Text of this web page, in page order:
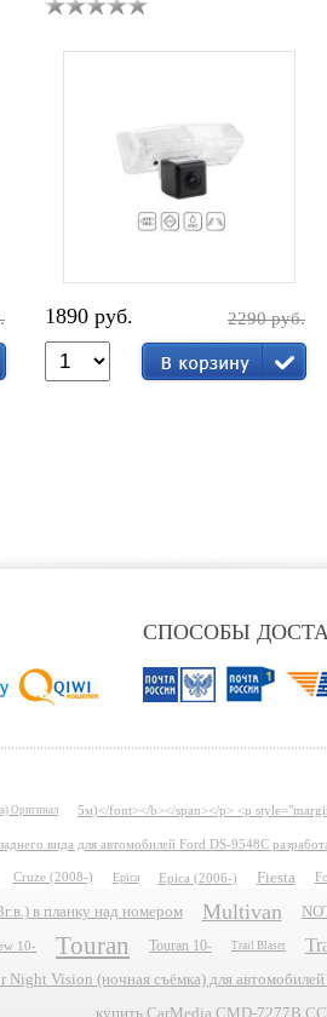
1890 руб. 2290 руб.
СПОСОБЫ
Оригинал 5м)</font></b></span></p> <p
вида для автомобилей Ford DS-9548C
Cruze (2008-) Epica Epica (2006-) Fiesta
в планку над номером Multivan
10- Touran Touran 10- Trail Blaser
Vision (ночная съёмка) для
купить CarMedia CMD-7277B